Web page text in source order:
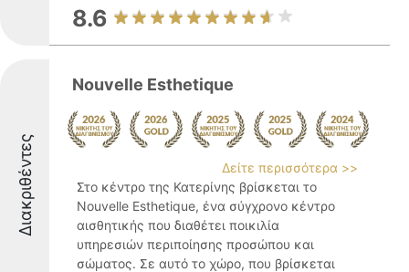
8.6
Διακριθέντες
Nouvelle Esthetique
Δείτε περισσότερα >>
Στο κέντρο της Κατερίνης βρίσκεται το
Nouvelle Esthetique, ένα σύγχρονο κέντρο
αισθητικής που διαθέτει ποικιλία
υπηρεσιών περιποίησης προσώπου και
σώματος. Σε αυτό το χώρο, που βρίσκεται